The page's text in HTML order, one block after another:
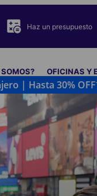
Haz un presupuesto
SOMOS? OFICINAS Y
| Hasta 30%